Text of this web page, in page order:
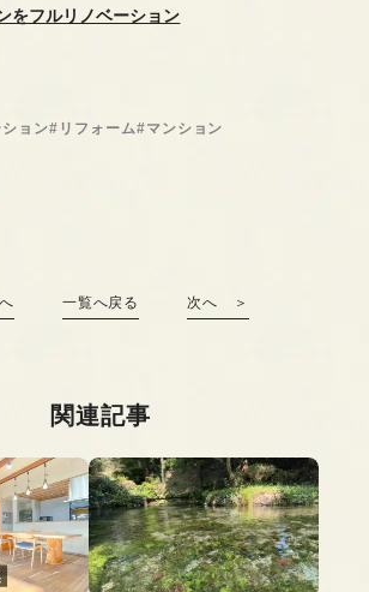
をフルリノベーション
ョン#リフォーム#マンション
一覧へ戻る 次へ ＞
関連記事